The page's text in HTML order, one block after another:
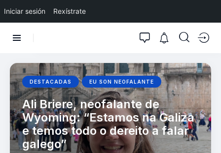
Iniciar sesión Rexístrate
DESTACADAS EU SON NEOFALANTE
Ali Briere, neofalante de
Wyoming: “Estamos na Galiza
e temos todo o dereito a falar
galego”